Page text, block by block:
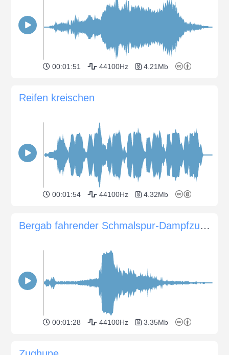
00:01:51 44100Hz 4.21Mb
Reifen kreischen
00:01:54 44100Hz 4.32Mb
Bergab fahrender Schmalspur-Dampfzug mit Pfeife
00:01:28 44100Hz 3.35Mb